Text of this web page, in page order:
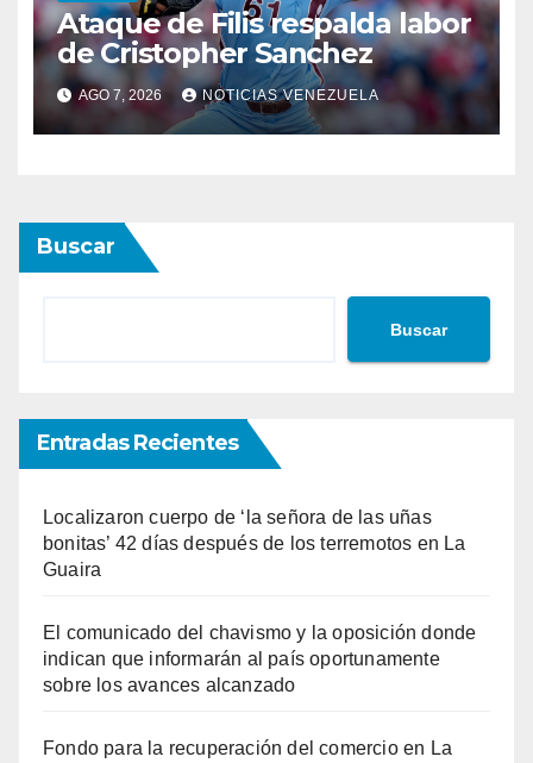
Ataque de Filis respalda labor
de Cristopher Sanchez
AGO 7, 2026 NOTICIAS VENEZUELA
Buscar
Buscar
Entradas Recientes
Localizaron cuerpo de ‘la señora de las uñas
bonitas’ 42 días después de los terremotos en La
Guaira
El comunicado del chavismo y la oposición donde
indican que informarán al país oportunamente
sobre los avances alcanzado
Fondo para la recuperación del comercio en La